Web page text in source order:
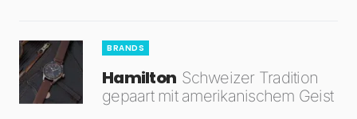
BRANDS
Hamilton Schweizer Tradition
gepaart mit amerikanischem Geist